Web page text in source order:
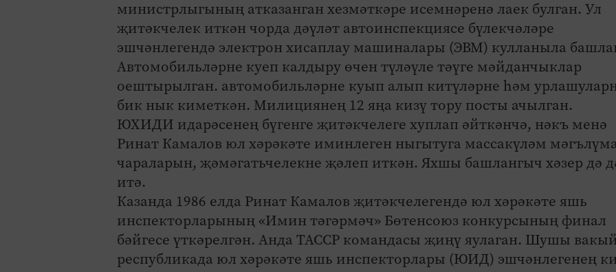
министрлыгының атказанган хезмәткәре исемнәренә лаек булган. Ул
җитәкчелек иткән чорда дәүләт автоинспекциясе бүлекчәләре
эшчәнлегендә электрон хисаплау машиналары (ЭВМ) кулланыла
Автомобильләрне куеп калдыру өчен түләүле тәүге мәйданчыклар
оештырылган. автомобильләрне куып алып китүләрне һәм
бик нык киметкән. Милициянең 12 яңа кизү тору посты ачылган.
ЮХИДИ идарәсенең бүгенге җитәкчелеге хуплап әйткәнчә, нәкъ менә
Ринат Камалов юл хәрәкәте иминлеген ныгытуга массакүләм
чараларын, җәмәгатьчелекне җәлеп иткән. Яхшы башлангыч хәзер дә
итә.
Казанда 1986 елда Ринат Камалов җитәкчелегендә юл хәрәкәте яшь
инспекторларының «Имин тәгәрмәч» Бөтенсоюз конкурсының финал
бәйгесе үткәрелгән. Анда ТАССР командасы җиңү яулаган. Шушы
республикада юл хәрәкәте яшь инспекторлары (ЮИД) эшчәнлегенең